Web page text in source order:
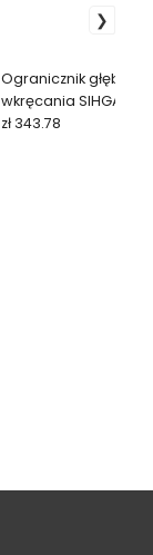
Ogranicznik
wkręcania SIHGA TTB
zł 343.78